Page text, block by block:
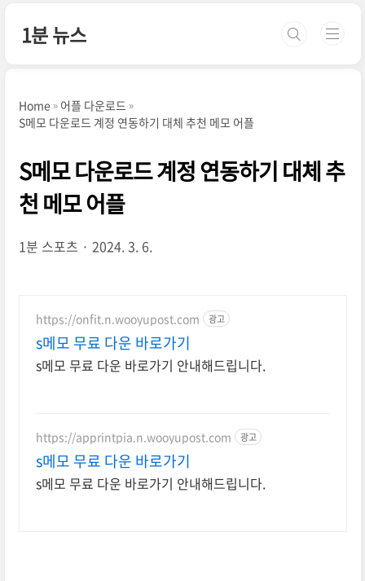
1분 뉴스
Home
어플 다운로드
S메모 다운로드 계정 연동하기 대체 추천 메모 어플
S메모 다운로드 계정 연동하기 대체 추
천 메모 어플
1분 스포츠 2024. 3. 6.
https://onfit.n.wooyupost.com 광고
s메모 무료 다운 바로가기
s메모 무료 다운 바로가기 안내해드립니다.
https://apprintpia.n.wooyupost.com 광고
s메모 무료 다운 바로가기
s메모 무료 다운 바로가기 안내해드립니다.